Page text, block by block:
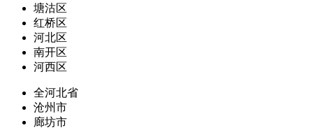
塘沽区
红桥区
河北区
南开区
河西区
全河北省
沧州市
廊坊市